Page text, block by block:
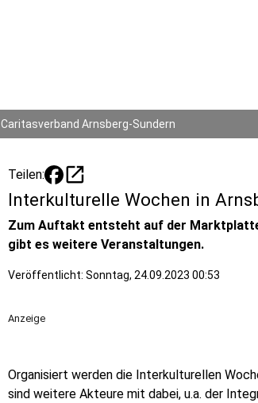
Caritasverband Arnsberg-Sundern
Teilen: open_in_new
Interkulturelle Wochen in
Zum Auftakt entsteht auf der
gibt es weitere Veranstaltungen.
Veröffentlicht: Sonntag, 24.09.2023 00:53
Anzeige
Organisiert werden die Interkulturellen
sind weitere Akteure mit dabei, u.a. der